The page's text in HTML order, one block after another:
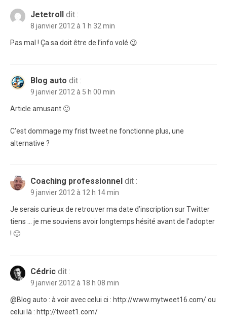
Jetetroll dit :
8 janvier 2012 à 1 h 32 min
Pas mal ! Ça sa doit être de l’info volé 😉
Blog auto dit :
9 janvier 2012 à 5 h 00 min
Article amusant 🙂
C’est dommage my frist tweet ne fonctionne plus, une
alternative ?
Coaching professionnel dit :
9 janvier 2012 à 12 h 14 min
Je serais curieux de retrouver ma date d’inscription sur Twitter
tiens … je me souviens avoir longtemps hésité avant de l’adopter
! 🙂
Cédric dit :
9 janvier 2012 à 18 h 08 min
@Blog auto : à voir avec celui ci : http://www.mytweet16.com/ ou
celui là : http://tweet1.com/